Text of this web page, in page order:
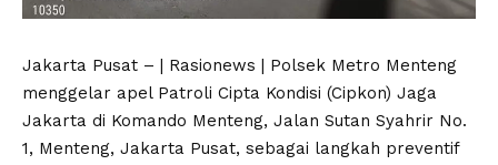
Jakarta Pusat – | Rasionews | Polsek Metro Menteng
menggelar apel Patroli Cipta Kondisi (Cipkon) Jaga
Jakarta di Komando Menteng, Jalan Sutan Syahrir No.
1, Menteng, Jakarta Pusat, sebagai langkah preventif